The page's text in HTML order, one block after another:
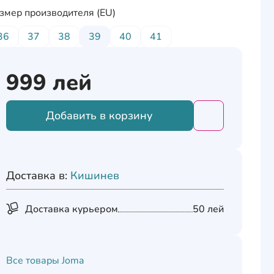
производителя (EU)
37 38 39 40 41
999 лей
Добавить в корзину
Доставка в: Кишинев
Доставка курьером 50 лей
Все товары Joma